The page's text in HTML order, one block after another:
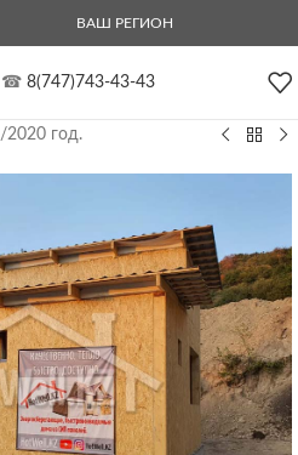
ВАШ РЕГИОН
☎ 8(747)743-43-43
/2020 год.